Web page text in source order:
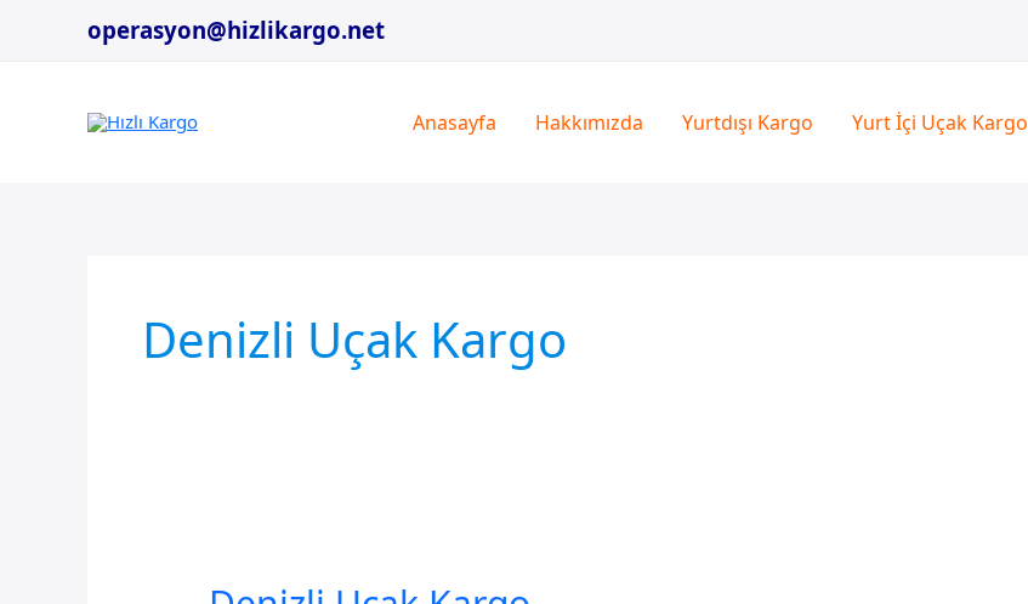
operasyon@hizlikargo.net
Anasayfa Hakkımızda Yurtdışı Kargo Yurt İçi Uçak Kargo
Denizli Uçak Kargo